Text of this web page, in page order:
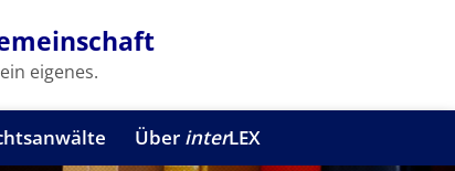
eigenes.
Über interLEX